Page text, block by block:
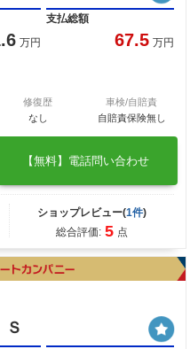
万円
支払総額
67.5 万円
修復歴
なし
車検/自賠責
自賠責保険無し
【無料】電話問い合わせ
ショップレビュー(1件)
総合評価: 5 点